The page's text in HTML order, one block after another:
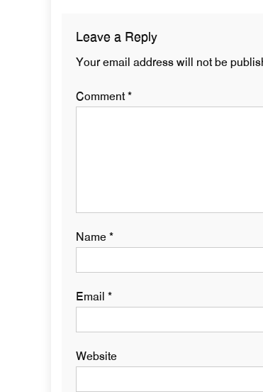
Leave a Reply
Your email address will not be
Comment*
Name*
Email *
Website